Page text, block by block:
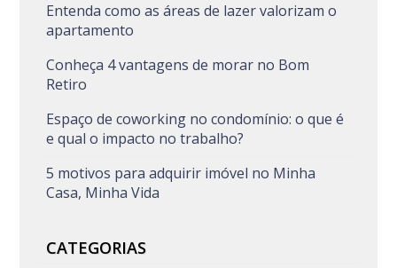
Entenda como as áreas de lazer valorizam o
apartamento
Conheça 4 vantagens de morar no Bom
Retiro
Espaço de coworking no condomínio: o que é
e qual o impacto no trabalho?
5 motivos para adquirir imóvel no Minha
Casa, Minha Vida
CATEGORIAS